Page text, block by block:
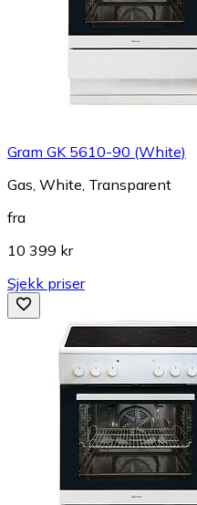
Gram GK 5610-90 (White)
Gas, White, Transparent
fra
10 399 kr
Sjekk priser